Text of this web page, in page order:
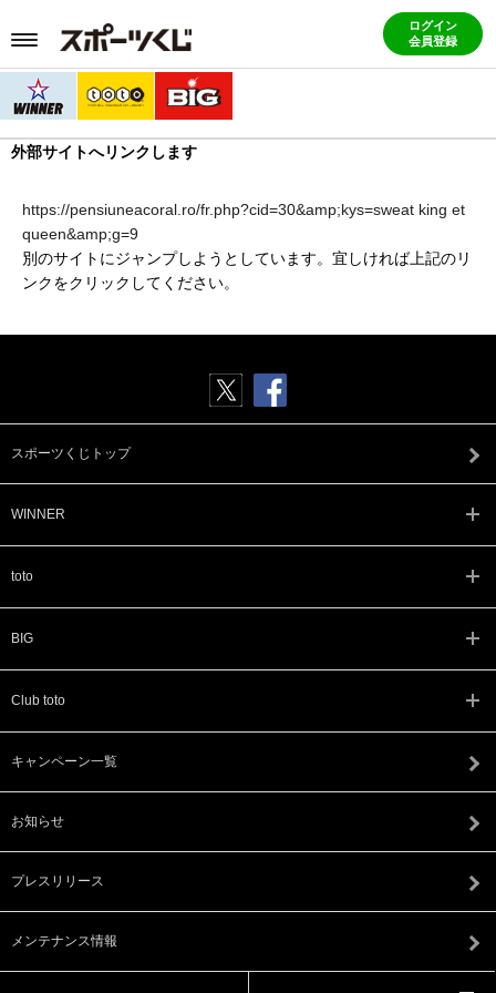
ログイン
会員登録
外部サイトへリンクします
https://pensiuneacoral.ro/fr.php?cid=30&amp;kys=sweat king et
queen&amp;g=9
別のサイトにジャンプしようとしています。宜しければ上記のリ
ンクをクリックしてください。
スポーツくじトップ
WINNER
toto
BIG
Club toto
キャンペーン一覧
お知らせ
プレスリリース
メンテナンス情報